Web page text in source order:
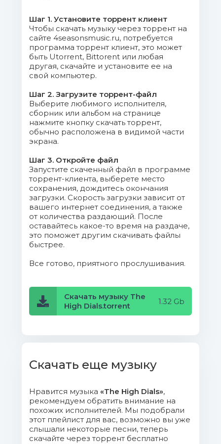
006. Yoke Lore - Safe And
Sound.mp3 (10.71 Mb)
007. Jonas Bergsten - Minnet
008. Juju - Motherfucker Core.mp3
(17.46 Mb)
010. Field Guides - Year Of The
Horseshoe.mp3 (12.53 Mb)
011. Dirty Heads - Super Moon.mp3
(7.93 Mb)
012. Sebadoh - Medicate.mp3 (8.3
Mb)
014. The Biology Of Plants -
(10.39 Mb)
Mb)
017. Bisse - Emoticon.mp3 (10.72
Mb)
Шаг 1. Установите торрент клиент
Чтобы скачать музыку через торрент на
сайте 4seasonsmusic.ru, потребуется
программа торрент клиент, это может
быть Utorrent, Bittorent или любая
другая, скачайте и установите ее на
свой компьютер.
Шаг 2. Загрузите торрент-файл
Выберите любимого исполнителя,
сборник или альбом на странице
нажмите кнопку скачать торрент,
обычно расположена в видимой части
экрана.
Шаг 3. Откройте файл
Запустите скаченный файл в программе
торрент-клиента, выберете место
сохранения, дождитесь окончания
загрузки. Скорость загрузки зависит от
вашего интернет соединения, а также
от количества раздающий. После
оставайтесь какое-то время на раздаче,
это поможет другим скачивать файлы
быстрее.
Все готово, приятного прослушивания.
Скачать музыку The
High Dials.torrent
1.32 Gb
Скачать еще музыку
Нравится музыка «The High Dials»,
рекомендуем обратить внимание на
похожих исполнителей. Мы подобрали
этот плейлист для вас, возможно вы уже
слышали некоторые песни, теперь
скачайте через торрент бесплатно